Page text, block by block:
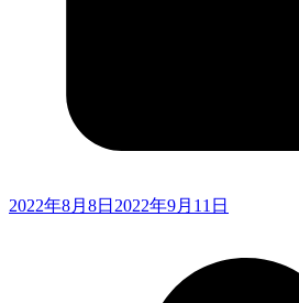
2022年8月8日 2022年9月11日